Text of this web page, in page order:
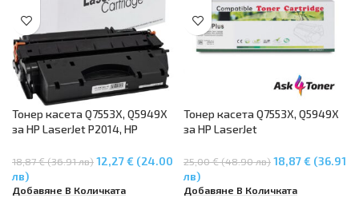
Тонер касета Q7553X, Q5949X
за HP LaserJet P2014, HP
M2727 mfp, HP Laserjet 1320, LJ
1320N, LJ 1320TN
18,87 € (36.91 лв)12,27 € (24.00
лв)
Добавяне В Количката
Тонер касета Q7553X, Q5949X
за HP LaserJet
LaserJet 1320, 3390
25,00 € (48.90 лв)18,87 € (36.91
лв)
Добавяне В Количката